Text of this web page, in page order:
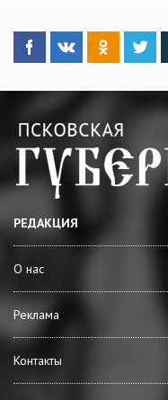
РЕДАКЦИЯ
О нас
Реклама
Контакты